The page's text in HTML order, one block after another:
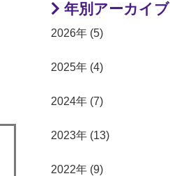
年別アーカイブ
2026年 (5)
2025年 (4)
2024年 (7)
2023年 (13)
2022年 (9)